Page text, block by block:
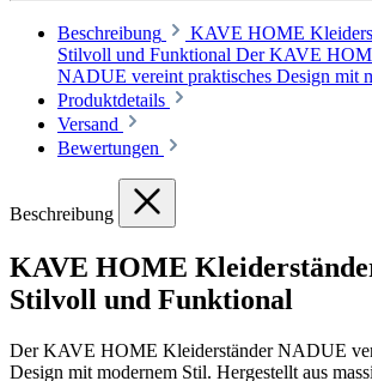
Beschreibung
KAVE HOME
Stilvoll und Funktional Der KAVE
NADUE vereint praktisches Design mit
Produktdetails
Versand
Bewertungen
Beschreibung
KAVE HOME
Stilvoll und Funktional
Der KAVE HOME Kleiderständer NADUE
Design mit modernem Stil. Hergestellt aus